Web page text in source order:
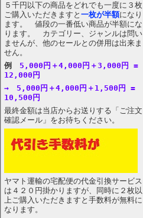
５千円以下の商品をどれでも一度に３枚
ご購入いただきますと 一枚が半額になり
ます。 値段の一番低い商品が半額にな
ります。 カテゴリー、ジャンルは問い
ませんが、他のセールとの併用は出来ま
せん。
例
5,000円＋4,000円＋3,000円 =
12,000円
→ 5,000円＋4,000円＋1,500円 =
10,500円
最終金額は当店からお送りする「ご注文
確認メール」をお待ちください。
ヤマト運輸の宅配便の代金引換サービス
は４２０円掛かりますが、同時に２枚以
上ご購入いただきますと手数料が無料に
なります。